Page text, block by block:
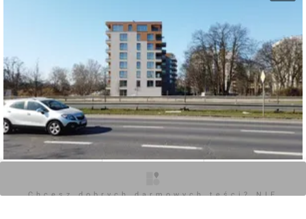
Chcesz dobrych darmowych teści? NIE